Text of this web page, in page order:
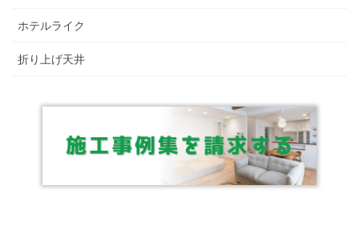
ホテルライク
折り上げ天井